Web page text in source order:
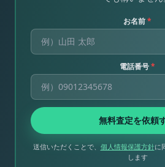
お名前*
電話番号*
無料査定を依頼
送信いただくことで、 個人情報保護方針に
します